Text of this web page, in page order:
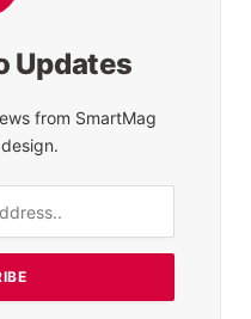
Updates
from SmartMag